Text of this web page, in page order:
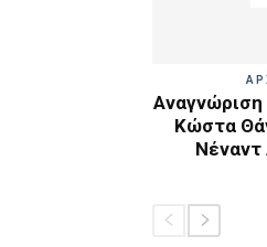
Αναγνώριση
Κώστα
Νέναντ